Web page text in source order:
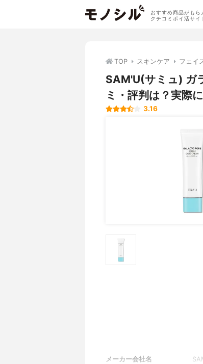
おすすめ商品がもら
クチコミポイ活サイ
TOP スキンケア フェイ
SAM'U(サミュ) ガ
ミ・評判は？実際
3.16
メーカー会社名